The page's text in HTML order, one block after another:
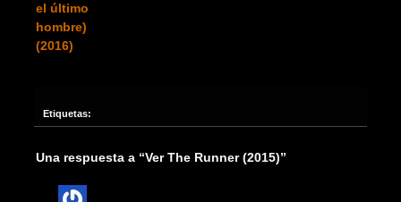
el último
hombre)
(2016)
Etiquetas:
Una respuesta a “Ver The Runner (2015)”